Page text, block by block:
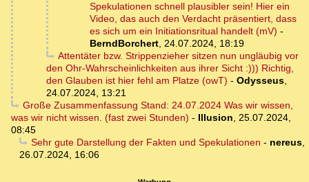
Spekulationen schnell plausibler sein! Hier ein
Video, das auch den Verdacht präsentiert, dass
es sich um ein Initiationsritual handelt (mV) -
BerndBorchert, 24.07.2024, 18:19
Attentäter bzw. Strippenzieher sitzen nun ungläubig vor
den Ohr-Wahrscheinlichkeiten aus ihrer Sicht :))) Richtig,
den Glauben ist hier fehl am Platze (owT) - Odysseus,
24.07.2024, 13:21
Große Zusammenfassung Stand: 24.07.2024 Was wir wissen,
was wir nicht wissen. (fast zwei Stunden) - Illusion, 25.07.2024,
08:45
Sehr gute Darstellung der Fakten und Spekulationen - nereus,
26.07.2024, 16:06